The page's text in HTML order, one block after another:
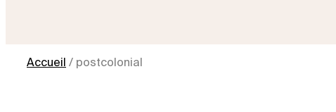
Accueil / postcolonial